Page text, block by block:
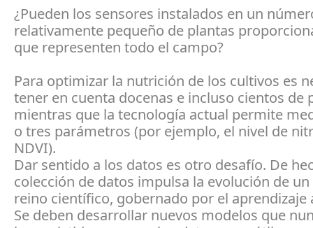
¿Pueden los sensores instalados en un
relativamente pequeño de plantas
que representen todo el campo?
Para optimizar la nutrición de los cultivos es
tener en cuenta docenas e incluso cientos de
mientras que la tecnología actual permite
o tres parámetros (por ejemplo, el nivel de
NDVI).
Dar sentido a los datos es otro desafío. De
colección de datos impulsa la evolución de
reino científico, gobernado por el aprendizaje
Se deben desarrollar nuevos modelos que